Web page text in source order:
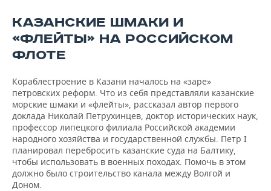
КАЗАНСКИЕ ШМАКИ И
«ФЛЕЙТЫ» НА РОССИЙСКОМ
ФЛОТЕ
Кораблестроение в Казани началось на «заре»
петровских реформ. Что из себя представляли казанские
морские шмаки и «флейты», рассказал автор первого
доклада Николай Петрухинцев, доктор исторических наук,
профессор липецкого филиала Российской академии
народного хозяйства и государственной службы. Петр I
планировал перебросить казанские суда на Балтику,
чтобы использовать в военных походах. Помочь в этом
должно было строительство канала между Волгой и
Доном.